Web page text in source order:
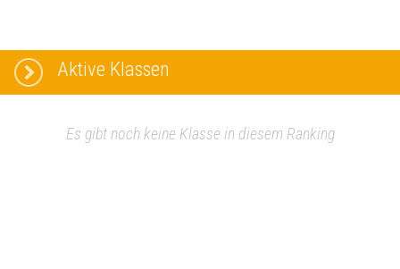
Aktive Klassen
Es gibt noch keine Klasse in diesem Ranking